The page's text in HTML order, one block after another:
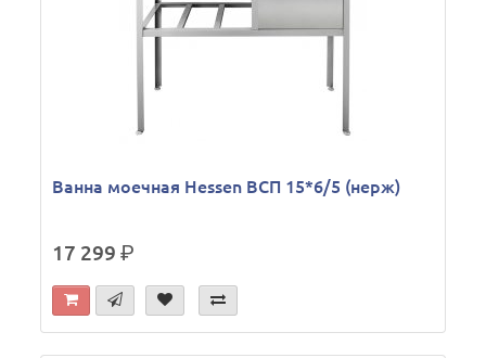
Ванна моечная Hessen ВСП 15*6/5 (нерж)
17 299р.